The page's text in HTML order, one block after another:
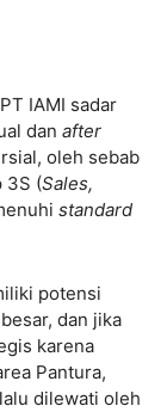
IAMI sadar
dan after
oleh sebab
3S (Sales,
standard
potensi
dan jika
karena
Pantura,
dilewati oleh